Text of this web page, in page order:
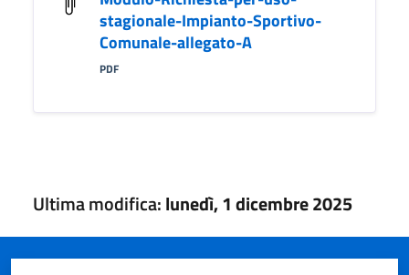
stagionale-Impianto-Sportivo-
Comunale-allegato-A
PDF
Ultima modifica:lunedì, 1 dicembre 2025